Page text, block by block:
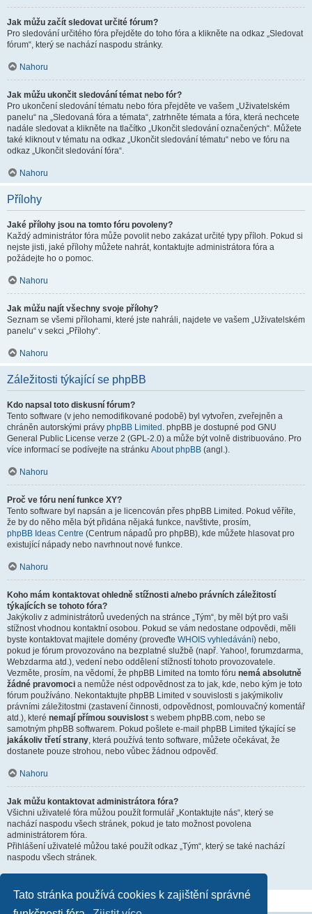
Tato stránka používá cookies k zajištění správné
Jak můžu začít sledovat určité fórum?
Pro sledování určitého fóra přejděte do toho fóra a klikněte na odkaz „Sledovat
fórum“, který se nachází naspodu stránky.
Nahoru
Jak můžu ukončit sledování témat nebo fór?
Pro ukončení sledování tématu nebo fóra přejděte ve vašem „Uživatelském
panelu“ na „Sledovaná fóra a témata“, zatrhněte témata a fóra, která nechcete
nadále sledovat a klikněte na tlačítko „Ukončit sledování označených“. Můžete
také kliknout v tématu na odkaz „Ukončit sledování tématu“ nebo ve fóru na
odkaz „Ukončit sledování fóra“.
Nahoru
Přílohy
Jaké přílohy jsou na tomto fóru povoleny?
Každý administrátor fóra může povolit nebo zakázat určité typy příloh. Pokud si
nejste jisti, jaké přílohy můžete nahrát, kontaktujte administrátora fóra a
požádejte ho o pomoc.
Nahoru
Jak můžu najít všechny svoje přílohy?
Seznam se všemi přílohami, které jste nahráli, najdete ve vašem „Uživatelském
panelu“ v sekci „Přílohy“.
Nahoru
Záležitosti týkající se phpBB
Kdo napsal toto diskusní fórum?
Tento software (v jeho nemodifikované podobě) byl vytvořen, zveřejněn a
chráněn autorskými právy phpBB Limited . phpBB je dostupné pod GNU
General Public License verze 2 (GPL-2.0) a může být volně distribuováno. Pro
více informací se podívejte na stránku About phpBB (angl.).
Nahoru
Proč ve fóru není funkce XY?
Tento software byl napsán a je licencován přes phpBB Limited. Pokud věříte,
že by do něho měla být přidána nějaká funkce, navštivte, prosím,
phpBB Ideas Centre (Centrum nápadů pro phpBB), kde můžete hlasovat pro
existující nápady nebo navrhnout nové funkce.
Nahoru
Koho mám kontaktovat ohledně stížnosti a/nebo právních záležitostí
týkajících se tohoto fóra?
Jakýkoliv z administrátorů uvedených na stránce „Tým“, by měl být pro vaši
stížnost vhodnou kontaktní osobou. Pokud se vám nedostane odpovědi, měli
byste kontaktovat majitele domény (proveďte WHOIS vyhledávání) nebo,
pokud je fórum provozováno na bezplatné službě (např. Yahoo!, forumzdarma,
Webzdarma atd.), vedení nebo oddělení stížností tohoto provozovatele.
Vezměte, prosím, na vědomí, že phpBB Limited na tomto fóru nemá absolutně
žádné pravomoci a nemůže nést odpovědnost za to jak, kde, nebo kým je toto
fórum používáno. Nekontaktujte phpBB Limited v souvislosti s jakýmikoliv
právními záležitostmi (zastavení činnosti, odpovědnost, pomlouvačný komentář
atd.), které nemají přímou souvislost s webem phpBB.com, nebo se
samotným phpBB softwarem. Pokud pošlete e-mail phpBB Limited týkající se
jakákoliv třetí strany, která používá tento software, můžete očekávat, že
dostanete pouze strohou, nebo vůbec žádnou odpověď.
Nahoru
Jak můžu kontaktovat administrátora fóra?
Všichni uživatelé fóra můžou použít formulář „Kontaktujte nás“, který se
nachází naspodu všech stránek, pokud je tato možnost povolena
administrátorem fóra.
Přihlášení uživatelé můžou také použít odkaz „Tým“, který se také nachází
naspodu všech stránek.